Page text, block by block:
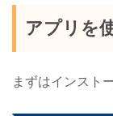
アプリを
まずはインスト